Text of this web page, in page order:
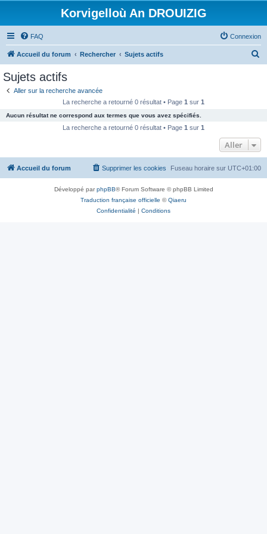
Korvigelloù An DROUIZIG
FAQ Connexion
Accueil du forum Rechercher Sujets actifs
c
e
Sujets actifs
Aller sur la recherche avancée
La recherche a retourné 0 résultat • Page 1 sur 1
Aucun résultat ne correspond aux termes que vous avez spécifiés.
La recherche a retourné 0 résultat • Page 1 sur 1
Aller
Accueil du forum Fuseau horaire sur UTC+01:00
Supprimer les cookies
Développé parphpBB® Forum Software © phpBB Limited
Traduction française officielle ©Qiaeru
Confidentialité | Conditions